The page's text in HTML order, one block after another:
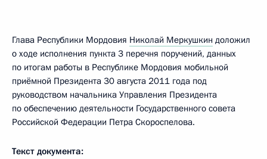
Глава Республики Мордовия Николай Меркушкин доложил
о ходе исполнения пункта 3 перечня поручений, данных
по итогам работы в Республике Мордовия мобильной
приёмной Президента 30 августа 2011 года под
руководством начальника Управления Президента
по обеспечению деятельности Государственного совета
Российской Федерации Петра Скороспелова.
Текст документа: